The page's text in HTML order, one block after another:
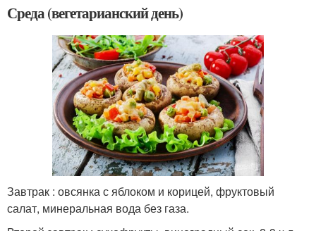
Среда (вегетарианский день)
Завтрак : овсянка с яблоком и корицей, фруктовый
салат, минеральная вода без газа.